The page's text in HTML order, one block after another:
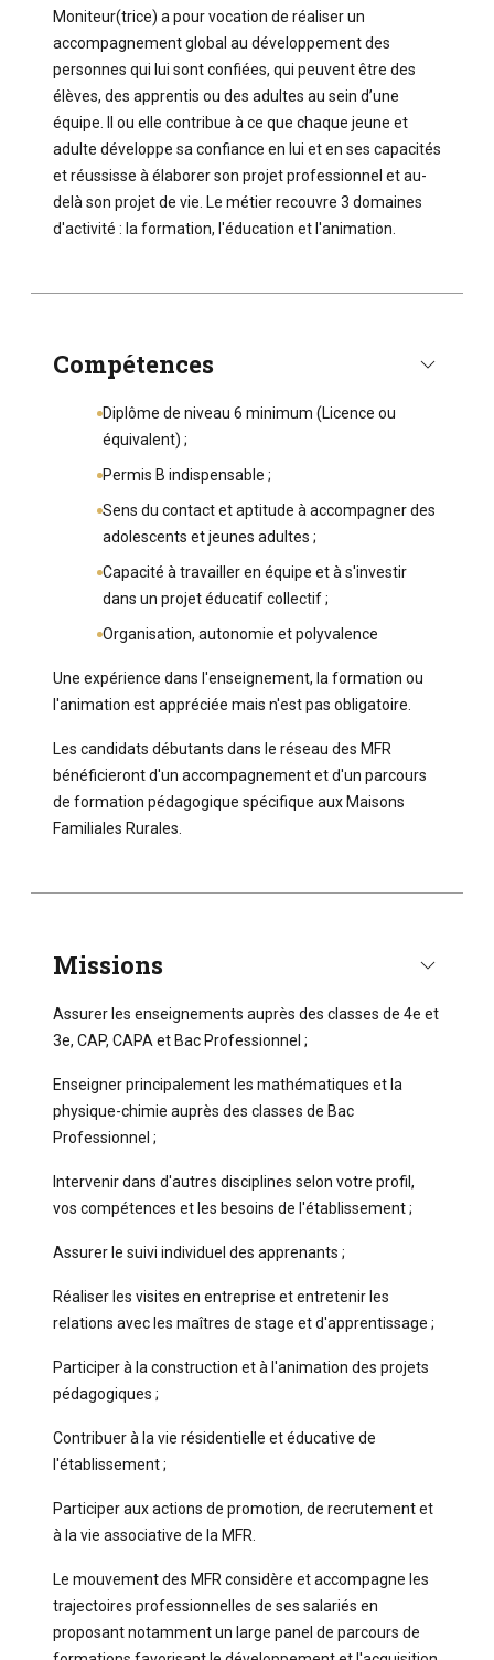
Moniteur(trice) a pour vocation de réaliser un
accompagnement global au développement des
personnes qui lui sont confiées, qui peuvent être des
élèves, des apprentis ou des adultes au sein d’une
équipe. Il ou elle contribue à ce que chaque jeune et
adulte développe sa confiance en lui et en ses capacités
et réussisse à élaborer son projet professionnel et au-
delà son projet de vie. Le métier recouvre 3 domaines
d'activité : la formation, l'éducation et l'animation.
Compétences
Diplôme de niveau 6 minimum (Licence ou
équivalent) ;
Permis B indispensable ;
Sens du contact et aptitude à accompagner des
adolescents et jeunes adultes ;
Capacité à travailler en équipe et à s'investir
dans un projet éducatif collectif ;
Organisation, autonomie et polyvalence
Une expérience dans l'enseignement, la formation ou
l'animation est appréciée mais n'est pas obligatoire.
Les candidats débutants dans le réseau des MFR
bénéficieront d'un accompagnement et d'un parcours
de formation pédagogique spécifique aux Maisons
Familiales Rurales.
Missions
Assurer les enseignements auprès des classes de 4e et
3e, CAP, CAPA et Bac Professionnel ;
Enseigner principalement les mathématiques et la
physique-chimie auprès des classes de Bac
Professionnel ;
Intervenir dans d'autres disciplines selon votre profil,
vos compétences et les besoins de l'établissement ;
Assurer le suivi individuel des apprenants ;
Réaliser les visites en entreprise et entretenir les
relations avec les maîtres de stage et d'apprentissage ;
Participer à la construction et à l'animation des projets
pédagogiques ;
Contribuer à la vie résidentielle et éducative de
l'établissement ;
Participer aux actions de promotion, de recrutement et
à la vie associative de la MFR.
Le mouvement des MFR considère et accompagne les
trajectoires professionnelles de ses salariés en
proposant notamment un large panel de parcours de